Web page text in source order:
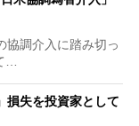
調介入に踏み切っ
…
損失を投資家として